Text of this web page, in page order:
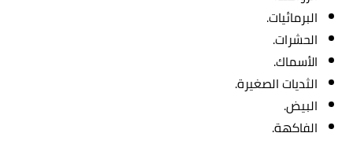
البرمائيات.
الحشرات.
الأسماك.
الثديات الصغيرة.
البيض.
الفاكهة.